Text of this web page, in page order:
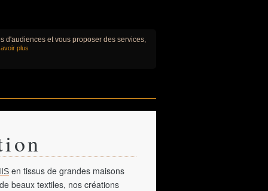
d'audiences et vous proposer des services,
plus
en tissus de grandes maisons
beaux textiles, nos créations